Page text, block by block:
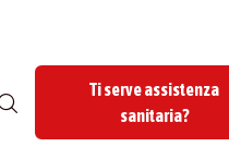
Ti serve assistenza
sanitaria?